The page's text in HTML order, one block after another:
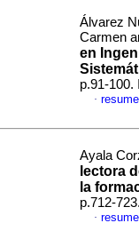
Álvarez
Carmen
en
p.91-100.
·
Ayala
lectora
la
p.712-
·